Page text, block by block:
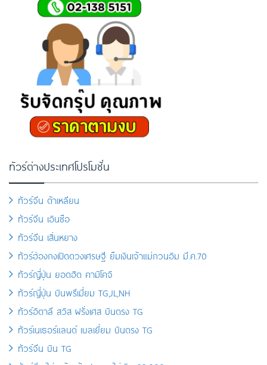
ทัวร์ต่างประเทศโปรโมชั่น
ทัวร์จีน ต้าเหลียน
ทัวร์จีน เอินซือ
ทัวร์จีน เสิ่นหยาง
ทัวร์ฮ่องกงเปิดดวงเศรษฐี ยืมเงินเจ้าแม่กวนอิม มี.ค.70
ทัวร์ญี่ปุ่น ยอดฮิต คามิโคจิ
ทัวร์ญี่ปุ่น บินพรีเมี่ยม TG,JL,NH
ทัวร์อิตาลี สวิส ฝรั่งเศส บินตรง TG
ทัวร์เนเธอร์แลนด์ เบลเยี่ยม บินตรง TG
ทัวร์จีน บิน TG